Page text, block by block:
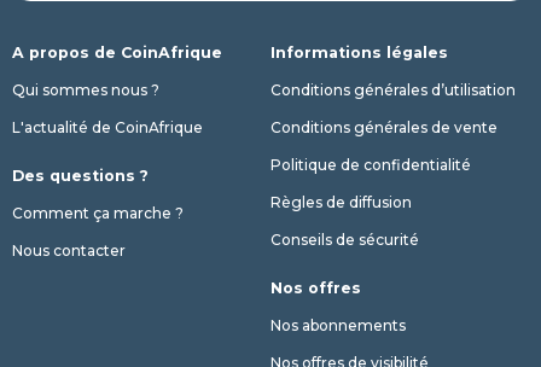
A propos de CoinAfrique
Qui sommes nous ?
L'actualité de CoinAfrique
Des questions ?
Comment ça marche ?
Nous contacter
Informations légales
Conditions générales d’utilisation
Conditions générales de vente
Politique de confidentialité
Règles de diffusion
Conseils de sécurité
Nos offres
Nos abonnements
Nos offres de visibilité